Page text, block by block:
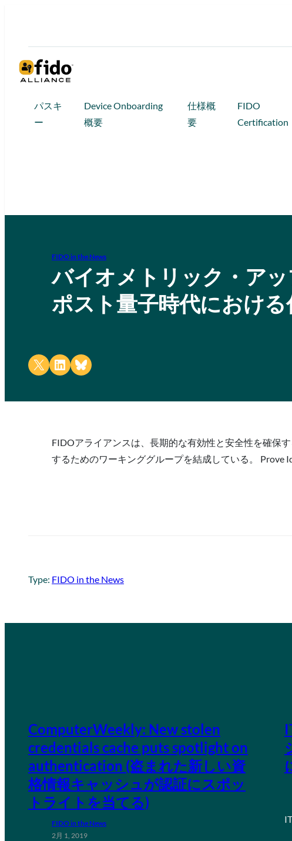
パスキ
ー
Device Onboarding
概要
仕様概
要
FIDO
Certification
FIDO in the News
バイオメトリック・アッ
ポスト量子時代におけ
Share on X Share on LinkedIn
Share on Bluesky
FIDOアライアンスは、長期的な有効性と安全性を確保
するためのワーキンググループを結成している。 Prove
Type: FIDO in the News
ComputerWeekly: New stolen
credentials cache puts spotlight on
authentication (盗まれた新しい資
格情報キャッシュが認証にスポッ
トライトを当てる)
FIDO in the News
2月 1, 2019